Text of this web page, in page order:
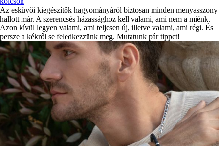
Az esküvői kiegészítők hagyományáról biztosan minden menyasszony
hallott már. A szerencsés házassághoz kell valami, ami nem a miénk.
Azon kívül legyen valami, ami teljesen új, illetve valami, ami régi. És
persze a kékről se feledkezzünk meg. Mutatunk pár tippet!